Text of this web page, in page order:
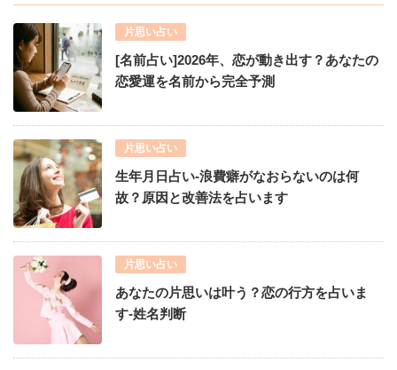
片思い占い
[名前占い]2026年、恋が動き出す？あなたの
恋愛運を名前から完全予測
片思い占い
生年月日占い-浪費癖がなおらないのは何
故？原因と改善法を占います
片思い占い
あなたの片思いは叶う？恋の行方を占いま
す-姓名判断